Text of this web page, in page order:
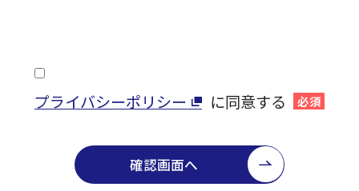
プライバシーポリシー に同意する 必須
確認画面へ